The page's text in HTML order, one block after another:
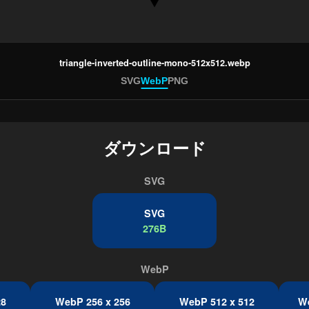
triangle-inverted-outline-mono-512x512.webp
SVGWebPPNG
ダウンロード
SVG
SVG
276B
WebP
WebP 256 x 256
WebP 512 x 512